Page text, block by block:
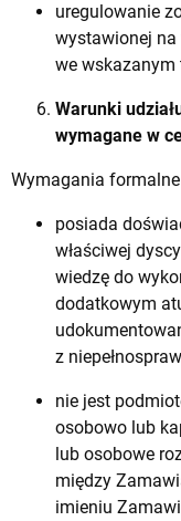
uregulowanie
wystawionej
we wskazanym
Warunki
wymagane w
Wymagania
posiada
właściwej
wiedzę do
dodatkowym
z
nie jest
osobowo lub
lub osobowe
między
imieniu